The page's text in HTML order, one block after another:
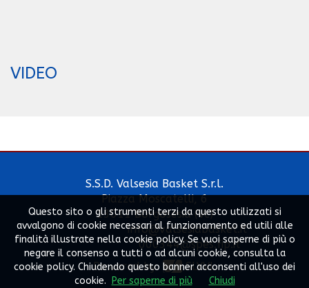
VIDEO
S.S.D. Valsesia Basket S.r.l.
Piazza Moscatelli, 6
13011 Borgosesia (Vc)
info@valsesiabasket.it
000344@spes.fip.it
Powered by
SLYVI.
Questo sito o gli strumenti terzi da questo utilizzati si
avvalgono di cookie necessari al funzionamento ed utili alle
finalità illustrate nella cookie policy. Se vuoi saperne di più o
negare il consenso a tutti o ad alcuni cookie, consulta la
cookie policy. Chiudendo questo banner acconsenti all'uso dei
cookie.
Per saperne di più Chiudi